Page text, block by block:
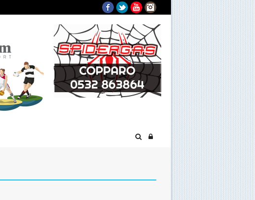
Facebook
TwitterYouTubeInstagram